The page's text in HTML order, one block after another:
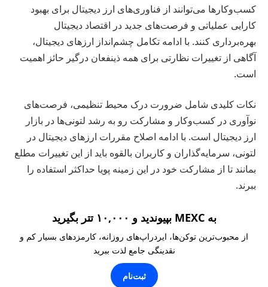
کسب‌وکارها می‌توانند از فناوری‌های ارز دیجیتال برای بهبود
کارایی عملیاتی و فرصت‌های جدید در اقتصاد دیجیتال
بهره‌برداری کنند. با ادامه تکامل چشم‌انداز ارزهای دیجیتال،
آگاهی از تغییرات نظارتی برای همه ذینفعان درگیر حائز اهمیت
است.
نکات کلیدی شامل ضرورت درک محیط تنظیمی، فرصت‌های
نوآوری در کسب‌وکار و مشارکت رو به رشد لتونی‌ها در بازار
ارز دیجیتال است. با ادامه اصلاح مقررات ارزهای دیجیتال در
لتونی، سرمایه‌گذاران و کاربران بالقوه باید از این تغییرات مطلع
بمانند تا از مشارکت خود در این زمینه پویا حداکثر استفاده را
ببرند.
به MEXC بپیوندید و ۱۰,۰۰۰ تتر بگیرید
از محبوب‌ترین توکن‌ها، ایردراپ‌های روزانه، کارمزدهای بسیار کم و
نقدینگی جامع لذت ببرید
ثبت‌نام